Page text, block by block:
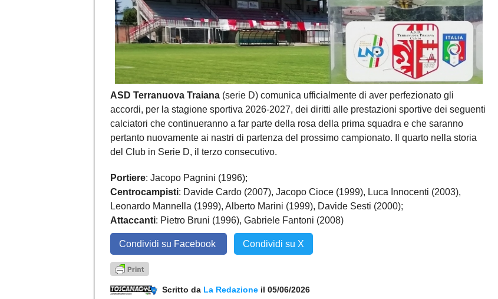
ASD Terranuova Traiana (serie D) comunica ufficialmente di aver perfezionato gli
accordi, per la stagione sportiva ‪2026-2027, dei diritti alle prestazioni sportive dei seguenti
calciatori che continueranno a far parte della rosa della prima squadra e che saranno
pertanto nuovamente ai nastri di partenza del prossimo campionato. Il quarto nella storia
del Club in Serie D, il terzo consecutivo.
Portiere: Jacopo Pagnini (1996);
Centrocampisti: Davide Cardo (2007), Jacopo Cioce (1999), Luca Innocenti (2003),
Leonardo Mannella (1999), Alberto Marini (1999), Davide Sesti (2000);
Attaccanti: Pietro Bruni (1996), Gabriele Fantoni (2008)
Condividi su Facebook Condividi su X
Scritto da La Redazione il 05/06/2026